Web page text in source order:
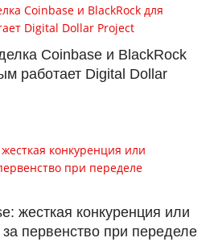
Coinbase и BlackRock
работает Digital Dollar
жесткая конкуренция или
первенство при переделе